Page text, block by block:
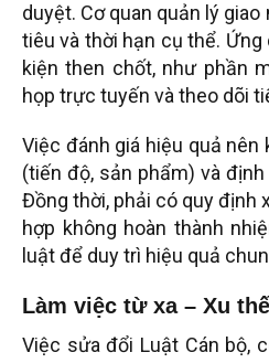
duyệt. Cơ quan quản lý
tiêu và thời hạn cụ thể.
kiện then chốt, như phần
họp trực tuyến và theo dõi
Việc đánh giá hiệu quả
(tiến độ, sản phẩm) và
Đồng thời, phải có quy định
hợp không hoàn thành
luật để duy trì hiệu quả
Làm việc từ xa – Xu
Việc sửa đổi Luật Cán bộ,